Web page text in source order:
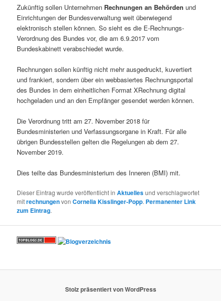
Zukünftig sollen Unternehmen Rechnungen an Behörden und
Einrichtungen der Bundesverwaltung weit überwiegend
elektronisch stellen können. So sieht es die E-Rechnungs-
Verordnung des Bundes vor, die am 6.9.2017 vom
Bundeskabinett verabschiedet wurde.
Rechnungen sollen künftig nicht mehr ausgedruckt, kuvertiert
und frankiert, sondern über ein webbasiertes Rechnungsportal
des Bundes in dem einheitlichen Format XRechnung digital
hochgeladen und an den Empfänger gesendet werden können.
Die Verordnung tritt am 27. November 2018 für
Bundesministerien und Verfassungsorgane in Kraft. Für alle
übrigen Bundesstellen gelten die Regelungen ab dem 27.
November 2019.
Dies teilte das Bundesministerium des Inneren (BMI) mit.
Dieser Eintrag wurde veröffentlicht inAktuellesund verschlagwortet
mitrechnungenvonCornelia Kisslinger-Popp. Permanenter Link
zum Eintrag.
Stolz präsentiert von WordPress